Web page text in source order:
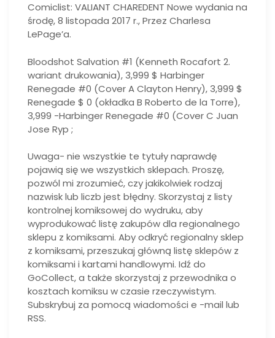
Comiclist: VALIANT CHAREDENT Nowe wydania na
środę, 8 listopada 2017 r., Przez Charlesa
LePage’a.
Bloodshot Salvation #1 (Kenneth Rocafort 2.
wariant drukowania), 3,999 $ Harbinger
Renegade #0 (Cover A Clayton Henry), 3,999 $
Renegade $ 0 (okładka B Roberto de la Torre),
3,999 -Harbinger Renegade #0 (Cover C Juan
Jose Ryp ;
Uwaga- nie wszystkie te tytuły naprawdę
pojawią się we wszystkich sklepach. Proszę,
pozwól mi zrozumieć, czy jakikolwiek rodzaj
nazwisk lub liczb jest błędny. Skorzystaj z listy
kontrolnej komiksowej do wydruku, aby
wyprodukować listę zakupów dla regionalnego
sklepu z komiksami. Aby odkryć regionalny sklep
z komiksami, przeszukaj główną listę sklepów z
komiksami i kartami handlowymi. Idź do
GoCollect, a także skorzystaj z przewodnika o
kosztach komiksu w czasie rzeczywistym.
Subskrybuj za pomocą wiadomości e -mail lub
RSS.